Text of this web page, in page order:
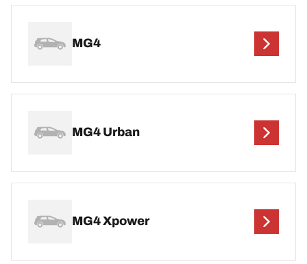
MG4
MG4 Urban
MG4 Xpower